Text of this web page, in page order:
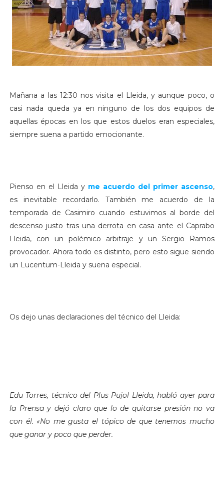
Mañana a las 12:30 nos visita el Lleida, y aunque poco, o
casi nada queda ya en ninguno de los dos equipos de
aquellas épocas en los que estos duelos eran especiales,
siempre suena a partido emocionante.
Pienso en el Lleida y me acuerdo del primer ascenso,
es inevitable recordarlo. También me acuerdo de la
temporada de Casimiro cuando estuvimos al borde del
descenso justo tras una derrota en casa ante el Caprabo
Lleida, con un polémico arbitraje y un Sergio Ramos
provocador. Ahora todo es distinto, pero esto sigue siendo
un Lucentum-Lleida y suena especial.
Os dejo unas declaraciones del técnico del Lleida:
Edu Torres, técnico del Plus Pujol Lleida, habló ayer para
la Prensa y dejó claro que lo de quitarse presión no va
con él. «No me gusta el tópico de que tenemos mucho
que ganar y poco que perder.